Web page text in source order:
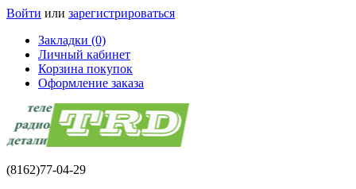
Войти или зарегистрироваться
Закладки (0)
Личный кабинет
Корзина покупок
Оформление заказа
(8162)77-04-29